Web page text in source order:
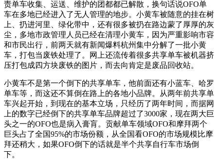
责单车收集、运送、维护的团都都已解散，换句话说OFO单
车在多地已经进入了无人管理的地步。小黄车被随意的挂在树
上、扔进河里、绿化带中，还有很多被扔在路边蒙了厚厚的灰
尘，多地市政管理人员已经在清理小黄车，因为严重影响市容
和市民出行，前两天就有新闻爆料杭州集中分解了一批小黄
车，打包当废铁处理了。网上还流传着很多共享单车被机器挤
压打包成四方块废铁的图片，而去向肯定是废品回收站。
小黄车不是第一个倒下的共享单车，他前面还有小蓝车、哈罗
单车等，而这还不算倒在路上的各地小品牌。从两年前共享单
车兴起开始，到现在的基本立场，只经历了两年时间，而据网
上的数字已经倒下的共享单车品牌超过了3000家，现在两大巨
头之一的OFO也是病入膏肓。贡献单车领域OFO和摩拜两个
巨头占了全国95%的市场份额，从全国看OFO的市场规模比摩
拜还稍大，如果OFO倒下的话就是半个共享自行车市场倒
下。